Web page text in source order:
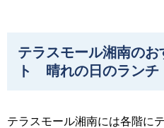
テラスモール湘南の
ト 晴れの日のランチ
テラスモール湘南には各階に